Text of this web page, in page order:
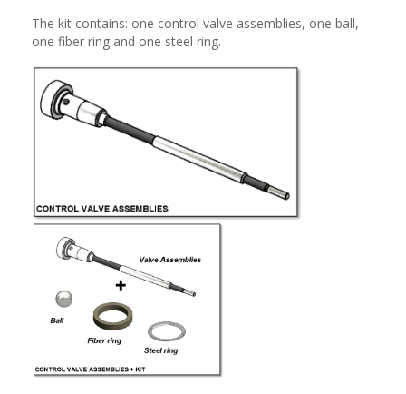
The kit contains: one control valve assemblies, one ball,
one fiber ring and one steel ring.